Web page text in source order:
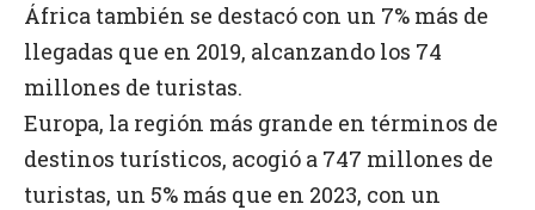
África también se destacó con un 7% más de
llegadas que en 2019, alcanzando los 74
millones de turistas.
Europa, la región más grande en términos de
destinos turísticos, acogió a 747 millones de
turistas, un 5% más que en 2023, con un